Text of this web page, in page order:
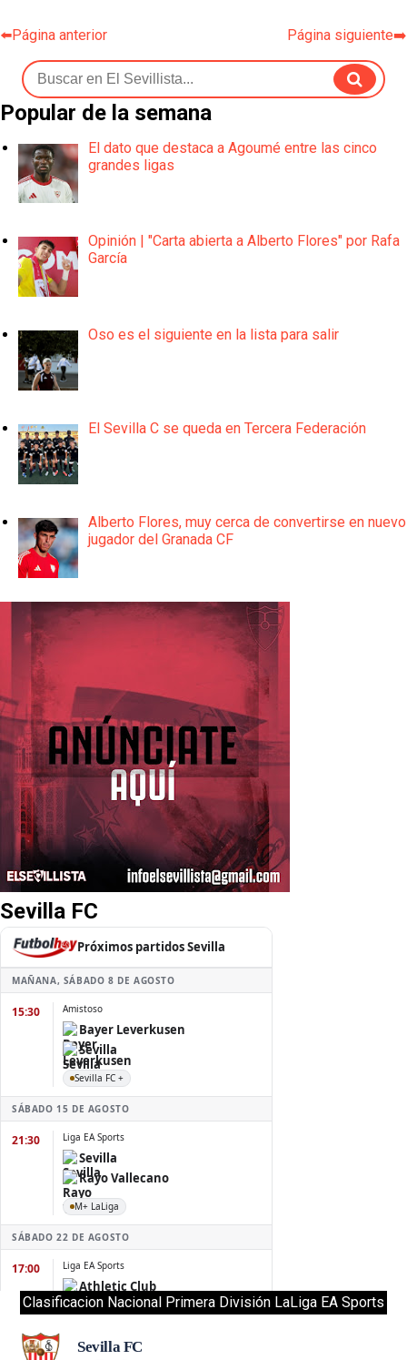
⬅️Página anterior Página siguiente➡️
Popular de la semana
El dato que destaca a Agoumé entre las cinco
grandes ligas
Opinión | "Carta abierta a Alberto Flores" por Rafa
García
Oso es el siguiente en la lista para salir
El Sevilla C se queda en Tercera Federación
Alberto Flores, muy cerca de convertirse en nuevo
jugador del Granada CF
Sevilla FC
Clasificacion Nacional Primera División LaLiga EA Sports